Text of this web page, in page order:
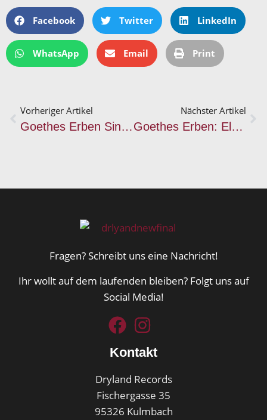
Facebook Twitter LinkedIn
WhatsApp Email Print
Vorheriger Artikel
Goethes Erben Single-VÖ „Spiel mit mir“ + Musikvideo
Nächster Artikel
Goethes Erben: Elemente CD & Daniel Myer Remix VÖ
Fragen? Schreibt uns eine Nachricht!
Ihr wollt auf dem laufenden bleiben? Folgt uns auf
Social Media!
Kontakt
Dryland Records
Fischergasse 35
95326 Kulmbach